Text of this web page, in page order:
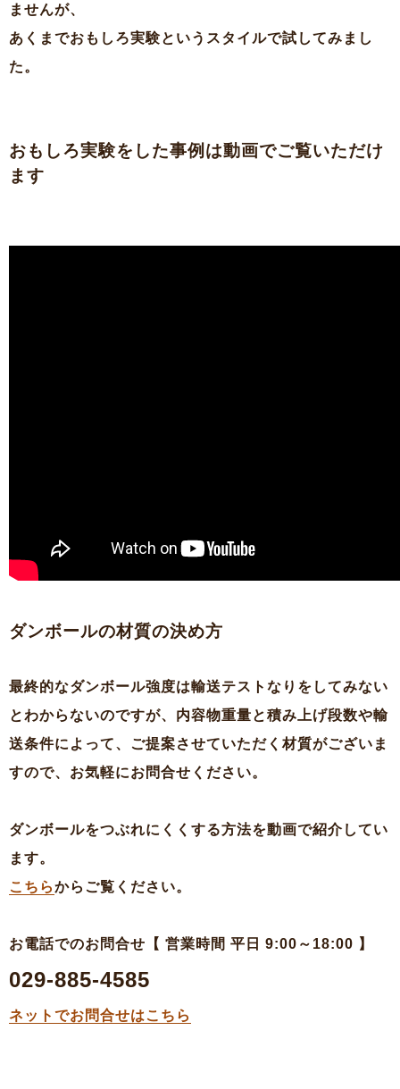
ませんが、
あくまでおもしろ実験というスタイルで試してみまし
た。
おもしろ実験をした事例は動画でご覧いただけ
ます
ダンボールの材質の決め方
最終的なダンボール強度は輸送テストなりをしてみない
とわからないのですが、内容物重量と積み上げ段数や輸
送条件によって、ご提案させていただく材質がございま
すので、お気軽にお問合せください。
ダンボールをつぶれにくくする方法を動画で紹介してい
ます。
こちらからご覧ください。
お電話でのお問合せ【 営業時間 平日 9:00～18:00 】
029-885-4585
ネットでお問合せはこちら